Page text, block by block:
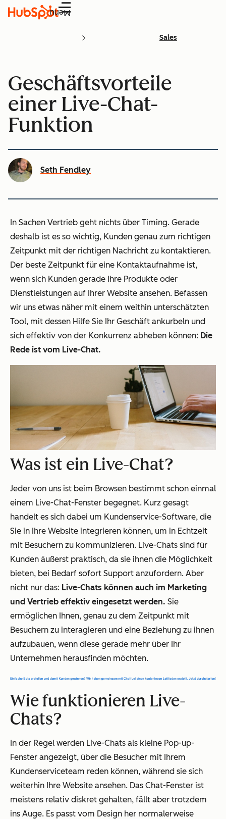
Menü
Sales
Geschäftsvorteile
einer Live-Chat-
Funktion
Seth Fendley
In Sachen Vertrieb geht nichts über Timing. Gerade
deshalb ist es so wichtig, Kunden genau zum richtigen
Zeitpunkt mit der richtigen Nachricht zu kontaktieren.
Der beste Zeitpunkt für eine Kontaktaufnahme ist,
wenn sich Kunden gerade Ihre Produkte oder
Dienstleistungen auf Ihrer Website ansehen. Befassen
wir uns etwas näher mit einem weithin unterschätzten
Tool, mit dessen Hilfe Sie Ihr Geschäft ankurbeln und
sich effektiv von der Konkurrenz abheben können: Die
Rede ist vom Live-Chat.
Was ist ein Live-Chat?
Jeder von uns ist beim Browsen bestimmt schon einmal
einem Live-Chat-Fenster begegnet. Kurz gesagt
handelt es sich dabei um Kundenservice-Software, die
Sie in Ihre Website integrieren können, um in Echtzeit
mit Besuchern zu kommunizieren. Live-Chats sind für
Kunden äußerst praktisch, da sie ihnen die Möglichkeit
bieten, bei Bedarf sofort Support anzufordern. Aber
nicht nur das: Live-Chats können auch im Marketing
und Vertrieb effektiv eingesetzt werden. Sie
ermöglichen Ihnen, genau zu dem Zeitpunkt mit
Besuchern zu interagieren und eine Beziehung zu ihnen
aufzubauen, wenn diese gerade mehr über Ihr
Unternehmen herausfinden möchten.
Wie funktionieren Live-
Chats?
In der Regel werden Live-Chats als kleine Pop-up-
Fenster angezeigt, über die Besucher mit Ihrem
Kundenserviceteam reden können, während sie sich
weiterhin Ihre Website ansehen. Das Chat-Fenster ist
meistens relativ diskret gehalten, fällt aber trotzdem
ins Auge. Es passt vom Design her normalerweise